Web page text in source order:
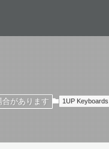
があります 1UP Keyboards